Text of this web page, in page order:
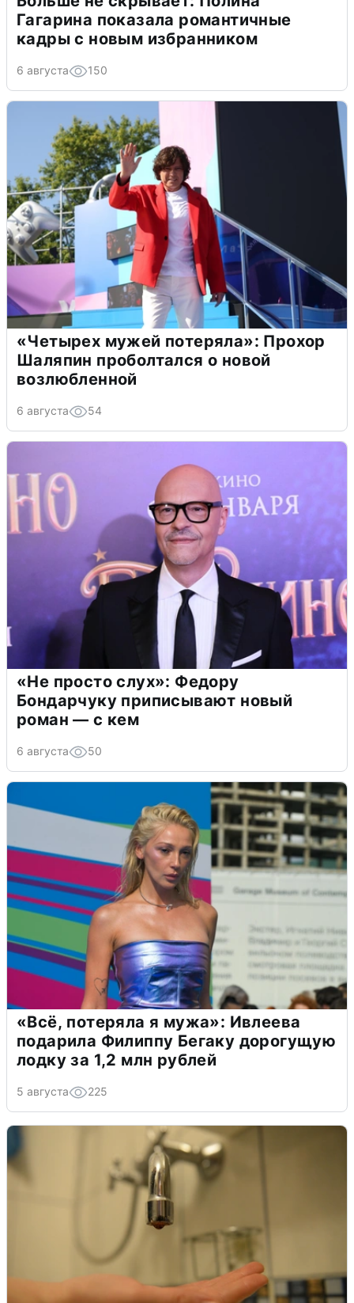
Гагарина показала романтичные
кадры с новым избранником
6 августа 150
«Четырех мужей потеряла»: Прохор
Шаляпин проболтался о новой
возлюбленной
6 августа 54
«Не просто слух»: Федору
Бондарчуку приписывают новый
роман — с кем
6 августа 50
«Всё, потеряла я мужа»: Ивлеева
подарила Филиппу Бегаку дорогущую
лодку за 1,2 млн рублей
5 августа 225